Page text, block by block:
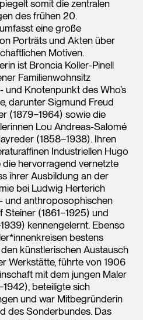
somit die zentralen
des frühen 20.
eine große
Porträts und Akten über
Motiven.
ist Broncia Koller-Pinell
Familienwohnsitz
und Knotenpunkt des Who’s
darunter Sigmund Freud
(1879−1964) sowie die
Lou Andreas-Salomé
(1858−1938). Ihren
Industriellen Hugo
die hervorragend vernetzte
ihrer Ausbildung an der
bei Ludwig Herterich
und anthroposophischen
(1861−1925) und
kennengelernt. Ebenso
bestens
künstlerischen Austausch
Werkstätte, führte von 1906
mit dem jungen Maler
beteiligte sich
und war Mitbegründerin
des Sonderbundes. Das